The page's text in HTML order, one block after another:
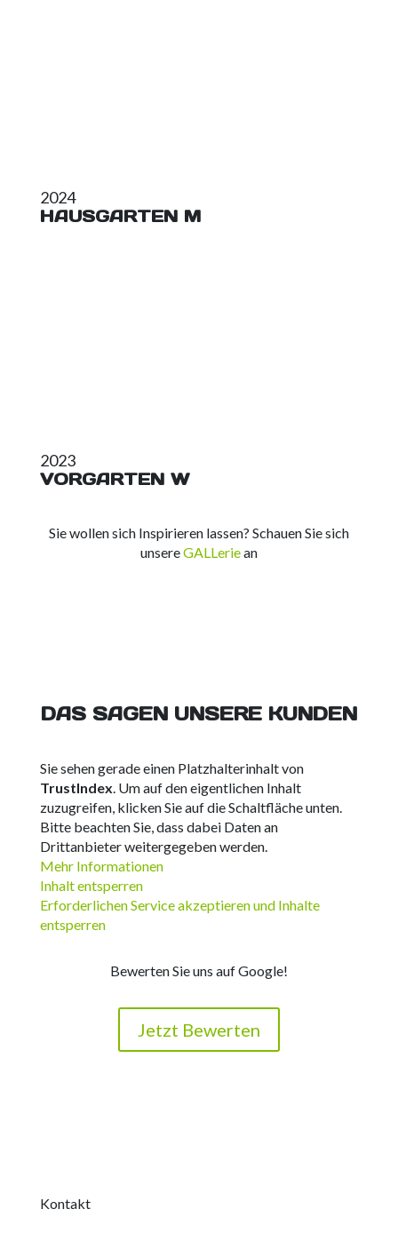
2024
HAUSGARTEN M
2023
VORGARTEN W
Sie wollen sich Inspirieren lassen? Schauen Sie sich
unsereGALLeriean
DAS SAGEN UNSERE KUNDEN
Sie sehen gerade einen Platzhalterinhalt von
TrustIndex . Um auf den eigentlichen Inhalt
zuzugreifen, klicken Sie auf die Schaltfläche unten.
Bitte beachten Sie, dass dabei Daten an
Drittanbieter weitergegeben werden.
Mehr Informationen
Inhalt entsperren
Erforderlichen Service akzeptieren und Inhalte
entsperren
Bewerten Sie uns auf Google!
Jetzt Bewerten
Kontakt